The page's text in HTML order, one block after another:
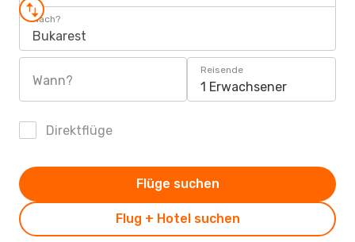
Nach?
Bukarest
Wann?
Reisende
1 Erwachsener
Direktflüge
Flug + Hotel suchen
Flüge suchen